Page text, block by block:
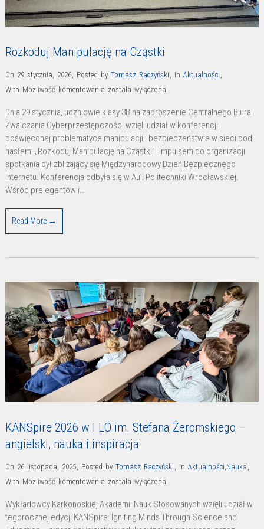
Rozkoduj Manipulację na Cząstki
On 29 stycznia, 2026, Posted by Tomasz Raczyński , In Aktualności ,
With Możliwość komentowania Rozkoduj
Cząstki
została wyłączona
Dnia 29 stycznia, uczniowie klasy 3B na zaproszenie Centralnego Biura
Zwalczania Cyberprzestępczości wzięli udział w konferencji
poświęconej problematyce manipulacji i bezpieczeństwie w sieci pod
hasłem: „Rozkoduj Manipulację na Cząstki”. Impulsem do organizacji
spotkania był zbliżający się Międzynarodowy Dzień Bezpiecznego
Internetu. Konferencja odbyła się w Auli Politechniki Wrocławskiej.
Wśród prelegentów i…
Read More →
KANSpire 2026 w I LO im. Stefana Żeromskiego –
angielski, nauka i inspiracja
On 26 listopada, 2025, Posted by Tomasz Raczyński , In Aktualności,Nauka ,
With Możliwość komentowania KANSpire
została wyłączona
Wykładowcy Karkonoskiej Akademii Nauk Stosowanych wzięli udział w
tegorocznej edycji KANSpire: Igniting Minds Through Science and